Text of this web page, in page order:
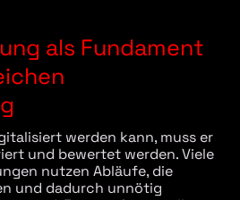
als Fundament
werden kann, muss er
und bewertet werden. Viele
nutzen Abläufe, die
und dadurch unnötig